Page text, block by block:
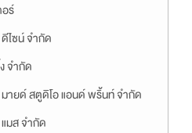
ร์
ไซน์ จำกัด
จำกัด
ายด์ สตูดิโอ แอนด์ พริ้นท์ จำกัด
มส จำกัด